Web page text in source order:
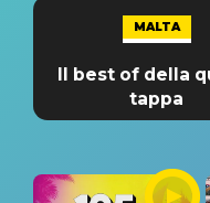
MALTA
Il best of della
tappa